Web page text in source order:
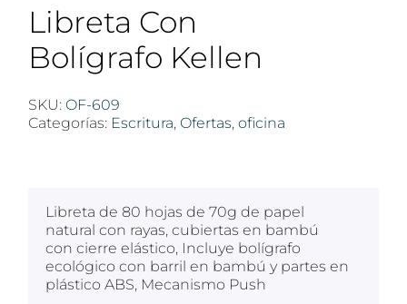
Libreta Con
Bolígrafo Kellen
SKU: OF-609
Categorías: Escritura, Ofertas, oficina
Libreta de 80 hojas de 70g de papel
natural con rayas, cubiertas en bambú
con cierre elástico, Incluye bolígrafo
ecológico con barril en bambú y partes en
plástico ABS, Mecanismo Push